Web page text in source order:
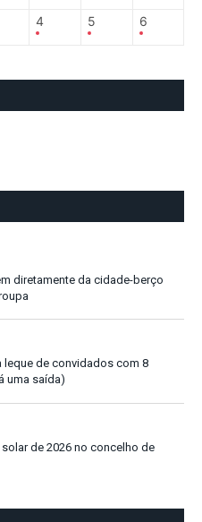
4 5 6
diretamente da cidade-berço
leque de convidados com 8
uma saída)
de 2026 no concelho de